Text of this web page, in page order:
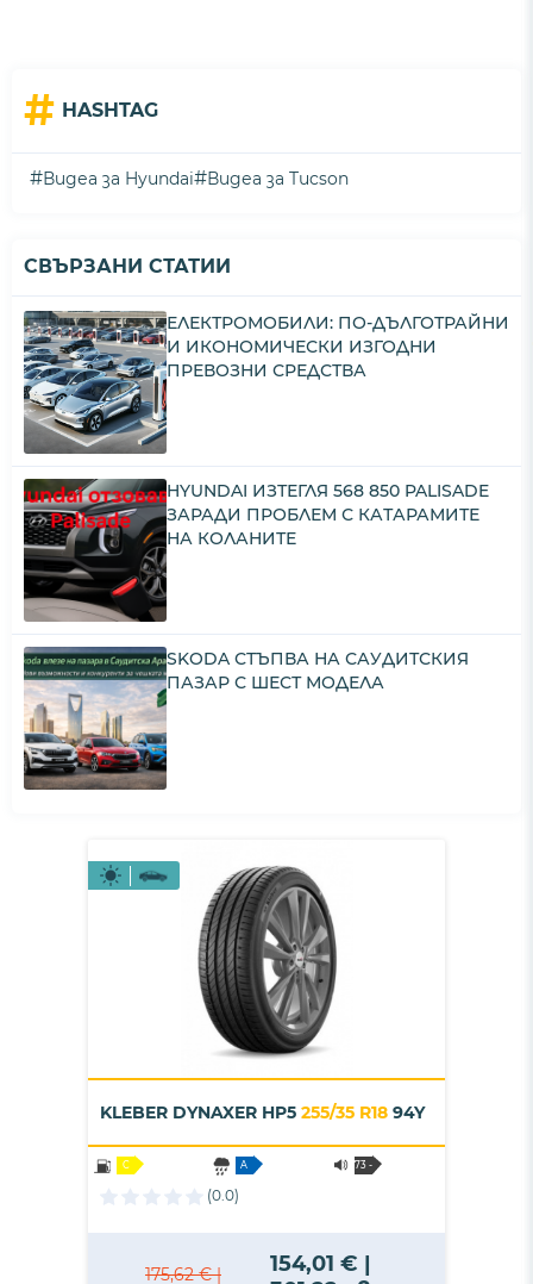
# HASHTAG
#Видеа за Hyundai#Видеа за Tucson
СВЪРЗАНИ СТАТИИ
ЕЛЕКТРОМОБИЛИ: ПО-ДЪЛГОТРАЙНИ
И ИКОНОМИЧЕСКИ ИЗГОДНИ
ПРЕВОЗНИ СРЕДСТВА
HYUNDAI ИЗТЕГЛЯ 568 850 PALISADE
ЗАРАДИ ПРОБЛЕМ С КАТАРАМИТЕ
НА КОЛАНИТЕ
SKODA СТЪПВА НА САУДИТСКИЯ
ПАЗАР С ШЕСТ МОДЕЛА
KLEBER DYNAXER HP5 255/35 R18 94Y
C A
73 -
(0.0)
175,62 € |
154,01 € |